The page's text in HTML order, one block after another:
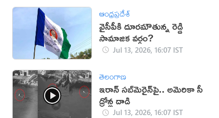
ఆంధ్రప్రదేశ్
వైసీపీకి దూరమౌతున్న రెడ్డి
సామాజిక వర్గం?
Jul 13, 2026, 16:07 IST
తెలంగాణ
ఇరాన్‌ సబ్‌మెరైన్‌పై.. అమెరికా సీ
డ్రోన్ల దాడి
Jul 13, 2026, 16:07 IST